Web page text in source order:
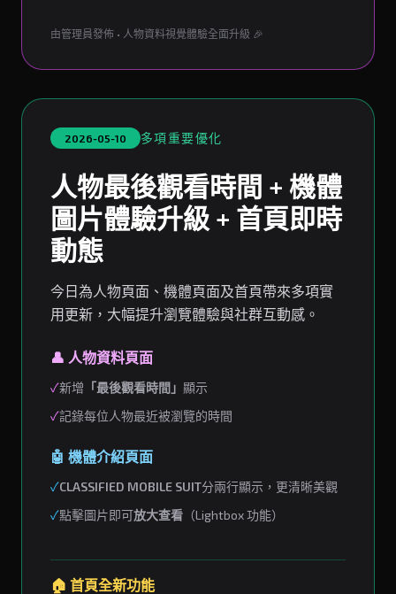
由管理員發佈 • 人物資料視覺體驗全面升級 🎉
2026-05-10 多項重要優化
人物最後觀看時間 + 機體
圖片體驗升級 + 首頁即時
動態
今日為人物頁面、機體頁面及首頁帶來多項實
用更新，大幅提升瀏覽體驗與社群互動感。
👤 人物資料頁面
✓新增 「最後觀看時間」 顯示
✓記錄每位人物最近被瀏覽的時間
🤖 機體介紹頁面
✓CLASSIFIED MOBILE SUIT分兩行顯示，更清晰美觀
✓點擊圖片即可放大查看 （Lightbox 功能）
🏠 首頁全新功能